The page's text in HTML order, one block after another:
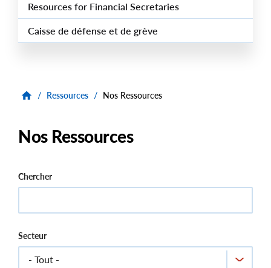
Resources for Financial Secretaries
Caisse de défense et de grève
/ Ressources / Nos Ressources
Nos Ressources
Chercher
Secteur